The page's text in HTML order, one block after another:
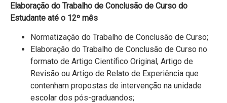
Elaboração do Trabalho de Conclusão de Curso do
Estudante até o 12º mês
Normatização do Trabalho de Conclusão de Curso;
Elaboração do Trabalho de Conclusão de Curso no
formato de Artigo Científico Original, Artigo de
Revisão ou Artigo de Relato de Experiência que
contenham propostas de intervenção na unidade
escolar dos pós-graduandos;